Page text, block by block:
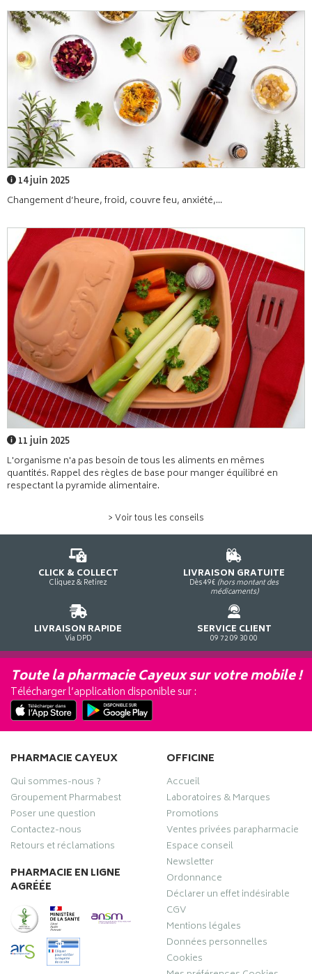
14 juin 2025
Changement d’heure, froid, couvre feu, anxiété,...
11 juin 2025
L'organisme n'a pas besoin de tous les aliments en mêmes
quantités. Rappel des règles de base pour manger équilibré en
respectant la pyramide alimentaire.
> Voir tous les conseils
CLICK & COLLECT
Cliquez & Retirez
LIVRAISON GRATUITE
Dès 49€ (hors montant des
médicaments)
LIVRAISON RAPIDE
Via DPD
SERVICE CLIENT
09 72 09 30 00
Toute la pharmacie Cayeux sur votre mobile !
Télécharger l’application disponible sur :
PHARMACIE CAYEUX
Qui sommes-nous ?
Groupement Pharmabest
Poser une question
Contactez-nous
Retours et réclamations
PHARMACIE EN LIGNE
AGRÉÉE
OFFICINE
Accueil
Laboratoires & Marques
Promotions
Ventes privées parapharmacie
Espace conseil
Newsletter
Ordonnance
Déclarer un effet indésirable
CGV
Mentions légales
Données personnelles
Cookies